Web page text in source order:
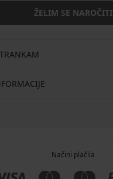
ŽELIM SE NAROČITI
Načini plačila